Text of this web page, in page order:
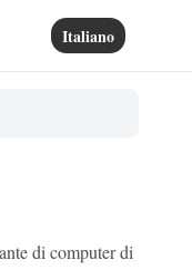
Italiano
di computer di